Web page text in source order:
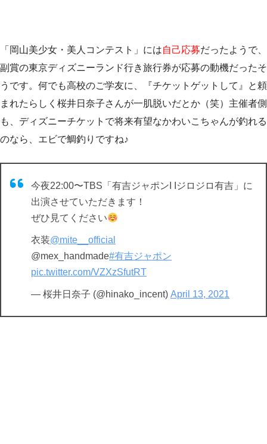
「岡山美少女・美人コンテスト」には自己応募だったようで、
副賞の東京ディズニーランド行き旅行券が応募の動機だったそ
うです。何でも高校のご学友に、『チケットゲットして』と頼
まれたらしく桜井日奈子さんが一肌脱いだとか（笑）主催者側
も、ディズニーチケットで将来有望なかわいこちゃんが釣れる
のなら、エビで鯛釣りですね♪
今夜22:00〜TBS「有吉ジャポンI Iジロジロ有吉」に
出演させていただきます！
ぜひ見てください
衣装@mite__official
@mex_handmade#有吉ジャポン
pic.twitter.com/VZXzSfutRT
— 桜井日奈子 (@hinako_incent) April 13, 2021